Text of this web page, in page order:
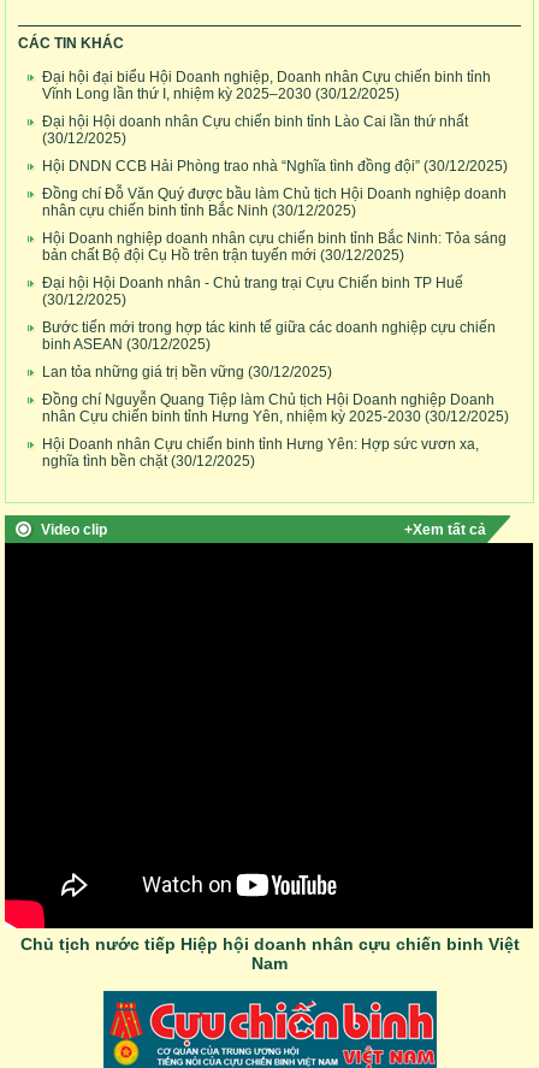
CÁC TIN KHÁC
Đại hội đại biểu Hội Doanh nghiệp, Doanh nhân Cựu chiến binh tỉnh
Vĩnh Long lần thứ I, nhiệm kỳ 2025–2030 (30/12/2025)
Đại hội Hội doanh nhân Cựu chiến binh tỉnh Lào Cai lần thứ nhất
(30/12/2025)
Hội DNDN CCB Hải Phòng trao nhà “Nghĩa tình đồng đội” (30/12/2025)
Đồng chí Đỗ Văn Quý được bầu làm Chủ tịch Hội Doanh nghiệp doanh
nhân cựu chiến binh tỉnh Bắc Ninh (30/12/2025)
Hội Doanh nghiệp doanh nhân cựu chiến binh tỉnh Bắc Ninh: Tỏa sáng
bản chất Bộ đội Cụ Hồ trên trận tuyến mới (30/12/2025)
Đại hội Hội Doanh nhân - Chủ trang trại Cựu Chiến binh TP Huế
(30/12/2025)
Bước tiến mới trong hợp tác kinh tế giữa các doanh nghiệp cựu chiến
binh ASEAN (30/12/2025)
Lan tỏa những giá trị bền vững (30/12/2025)
Đồng chí Nguyễn Quang Tiệp làm Chủ tịch Hội Doanh nghiệp Doanh
nhân Cựu chiến binh tỉnh Hưng Yên, nhiệm kỳ 2025-2030 (30/12/2025)
Hội Doanh nhân Cựu chiến binh tỉnh Hưng Yên: Hợp sức vươn xa,
nghĩa tình bền chặt (30/12/2025)
Video clip +Xem tất cả
Chủ tịch nước tiếp Hiệp hội doanh nhân cựu chiến binh Việt
Nam